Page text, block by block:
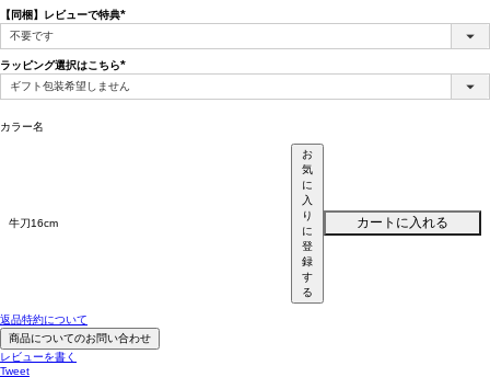
【同梱】レビューで特典
ラッピング選択はこちら
(必
カラー名
牛刀16cm
お
気
に
入
り
に
登
録
す
る
カートに入れる
返品特約について
商品についてのお問い合わせ
レビューを書く
Tweet